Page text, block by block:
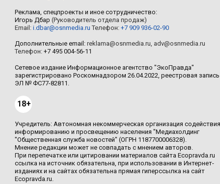
Реклама, спецпроекты и иное сотрудничество:
Игорь Дбар (Руководитель отдела продаж)
Email: i.dbar@osnmedia.ru Телефон: +7 909 936-02-90
Дополнительные email: reklama@osnmedia.ru, adv@osnmedia.ru
Телефон: +7 495 004-56-11
Сетевое издание Информационное агентство "ЭкоПравда"
зарегистрировано Роскомнадзором 26.04.2022, реестровая запись
ЭЛ № ФС77-82811.
18+
Учредитель: Автономная некоммерческая организация содействия
информированию и просвещению населения "Медиахолдинг
"Общественная служба новостей" (ОГРН 1187700006328).
Мнение редакции может не совпадать с мнением авторов.
При перепечатке или цитировании материалов сайта Ecopravda.ru
ссылка на источник обязательна, при использовании в Интернет-
изданиях и на сайтах обязательна прямая гиперссылка на сайт
Ecopravda.ru.